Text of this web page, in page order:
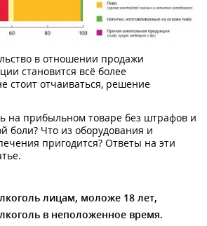
в отношении продажи
становится всё более
стоит отчаиваться, решение
на прибыльном товаре без штрафов и
боли? Что из оборудования и
пригодится? Ответы на эти
лицам, моложе 18 лет,
в неположенное время.